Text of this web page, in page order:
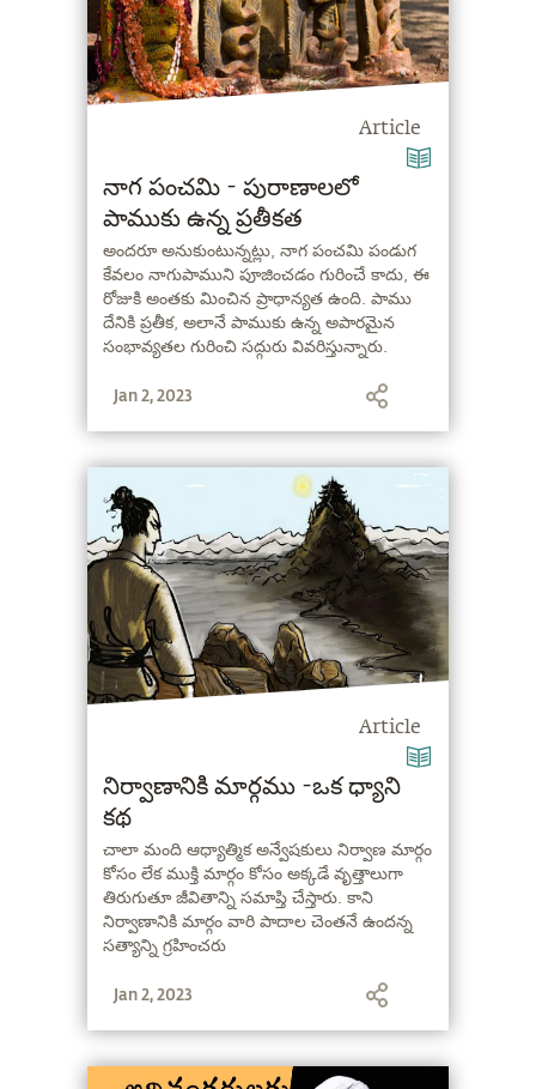
Article
నాగ పంచమి - పురాణాలలో
పాముకు ఉన్న ప్రతీకత
అందరూ అనుకుంటున్నట్లు, నాగ పంచమి పండుగ
కేవలం నాగుపాముని పూజించడం గురించే కాదు, ఈ
రోజుకి అంతకు మించిన ప్రాధాన్యత ఉంది. పాము
దేనికి ప్రతీక, అలానే పాముకు ఉన్న అపారమైన
సంభావ్యతల గురించి సద్గురు వివరిస్తున్నారు.
Jan 2, 2023
Article
నిర్వాణానికి మార్గము -ఒక ధ్యాని
కథ
చాలా మంది ఆధ్యాత్మిక అన్వేషకులు నిర్వాణ మార్గం
కోసం లేక ముక్తి మార్గం కోసం అక్కడే వృత్తాలుగా
తిరుగుతూ జీవితాన్ని సమాప్తి చేస్తారు. కాని
నిర్వాణానికి మార్గం వారి పాదాల చెంతనే ఉందన్న
సత్యాన్ని గ్రహించరు
Jan 2, 2023